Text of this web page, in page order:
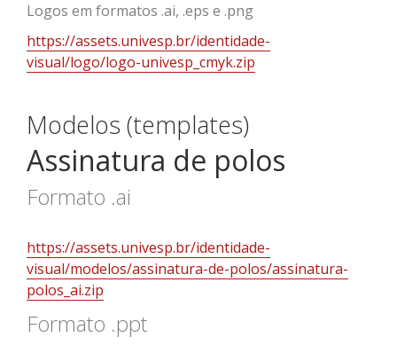
Logos em formatos .ai, .eps e .png
https://assets.univesp.br/identidade-
visual/logo/logo-univesp_cmyk.zip
Modelos (templates)
Assinatura de polos
Formato .ai
https://assets.univesp.br/identidade-
visual/modelos/assinatura-de-polos/assinatura-
polos_ai.zip
Formato .ppt